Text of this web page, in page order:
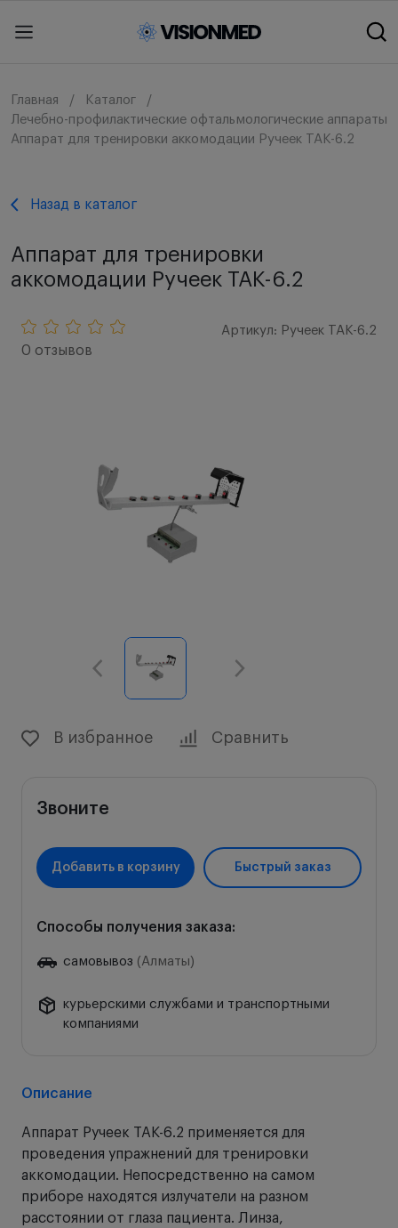
Главная
Каталог
Лечебно-профилактические офтальмологические аппараты
Аппарат для тренировки аккомодации Ручеек ТАК-6.2
Назад в каталог
Аппарат для тренировки
аккомодации Ручеек ТАК-6.2
0 отзывов
Артикул: Ручеек ТАК-6.2
В избранное Сравнить
Описание
Аппарат Ручеек ТАК-6.2 применяется для
проведения упражнений для тренировки
аккомодации. Непосредственно на самом
приборе находятся излучатели на разном
расстоянии от глаза пациента. Линза,
Звоните
Добавить в корзину Быстрый заказ
Способы получения заказа:
самовывоз (Алматы)
курьерскими службами и транспортными
компаниями